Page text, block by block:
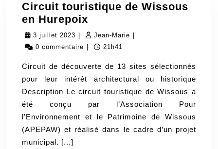
Circuit touristique de Wissous
en Hurepoix
touristique
de
en
Hurepoix
3 juillet 2023 3
juillet
Jean-Marie Jean-
0 commentaire
21h41
Circuit de découverte de 13 sites sélectionnés
pour leur intérêt architectural ou historique
Description Le circuit touristique de Wissous a
été conçu par l’Association Pour
l’Environnement et le Patrimoine de Wissous
(APEPAW) et réalisé dans le cadre d’un projet
municipal. [...]